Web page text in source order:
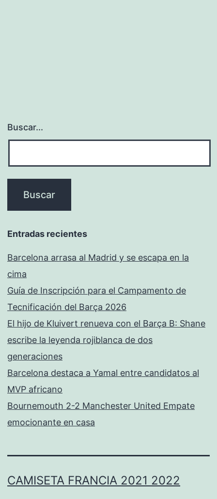
Buscar...
Entradas recientes
Barcelona arrasa al Madrid y se escapa en la
cima
Guía de Inscripción para el Campamento de
Tecnificación del Barça 2026
El hijo de Kluivert renueva con el Barça B: Shane
escribe la leyenda rojiblanca de dos
generaciones
Barcelona destaca a Yamal entre candidatos al
MVP africano
Bournemouth 2-2 Manchester United Empate
emocionante en casa
CAMISETA FRANCIA 2021 2022